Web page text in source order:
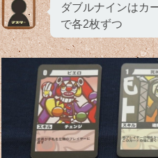
ダブルナインはカ
で各2枚ずつ